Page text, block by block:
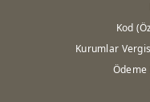
Kod
Kurumlar
Ödeme